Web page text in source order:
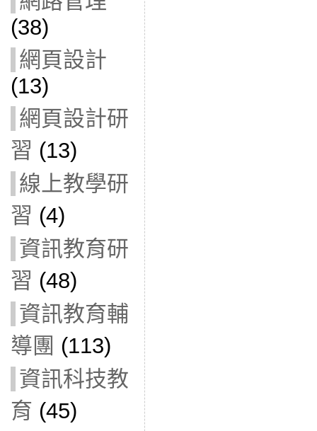
(38)
網頁設計
(13)
網頁設計研
習 (13)
線上教學研
習 (4)
資訊教育研
習 (48)
資訊教育輔
導團 (113)
資訊科技教
育 (45)